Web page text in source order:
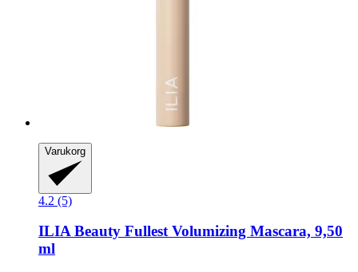
Varukorg
4.2 (5)
ILIA Beauty Fullest Volumizing Mascara, 9,50
ml